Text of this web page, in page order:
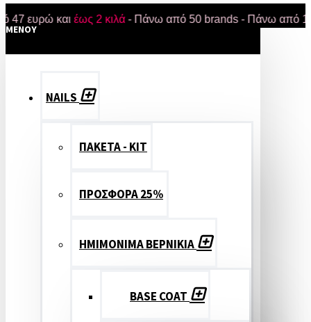
καιέως 2 κιλά- Πάνω από 50 brands - Πάνω από 18.000
MENOY
NAILS
ΠΑΚΕΤΑ - ΚΙΤ
ΠΡΟΣΦΟΡΑ 25%
ΗΜΙΜΟΝΙΜΑ ΒΕΡΝΙΚΙΑ
BASE COAT